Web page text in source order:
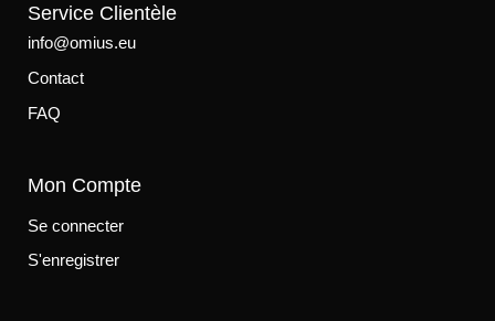
Service Clientèle
info@omius.eu
Contact
FAQ
Mon Compte
Se connecter
S'enregistrer